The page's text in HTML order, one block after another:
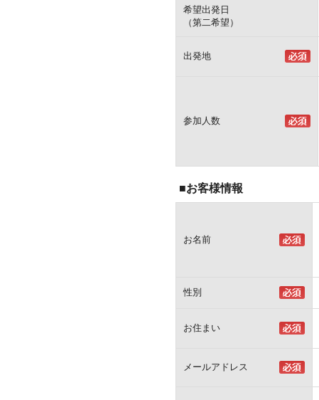
希望出発日
（第二希望）
出発地
参加人数
■お客様情報
お名前
性別
お住まい
メールアドレス